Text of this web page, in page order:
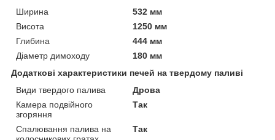
Ширина
532 мм
Висота
1250 мм
Глибина
444 мм
Діаметр димоходу
180 мм
Додаткові характеристики печей на твердому паливі
Види твердого палива
Дрова
Камера подвійного
згоряння
Так
Спалювання палива на
Так